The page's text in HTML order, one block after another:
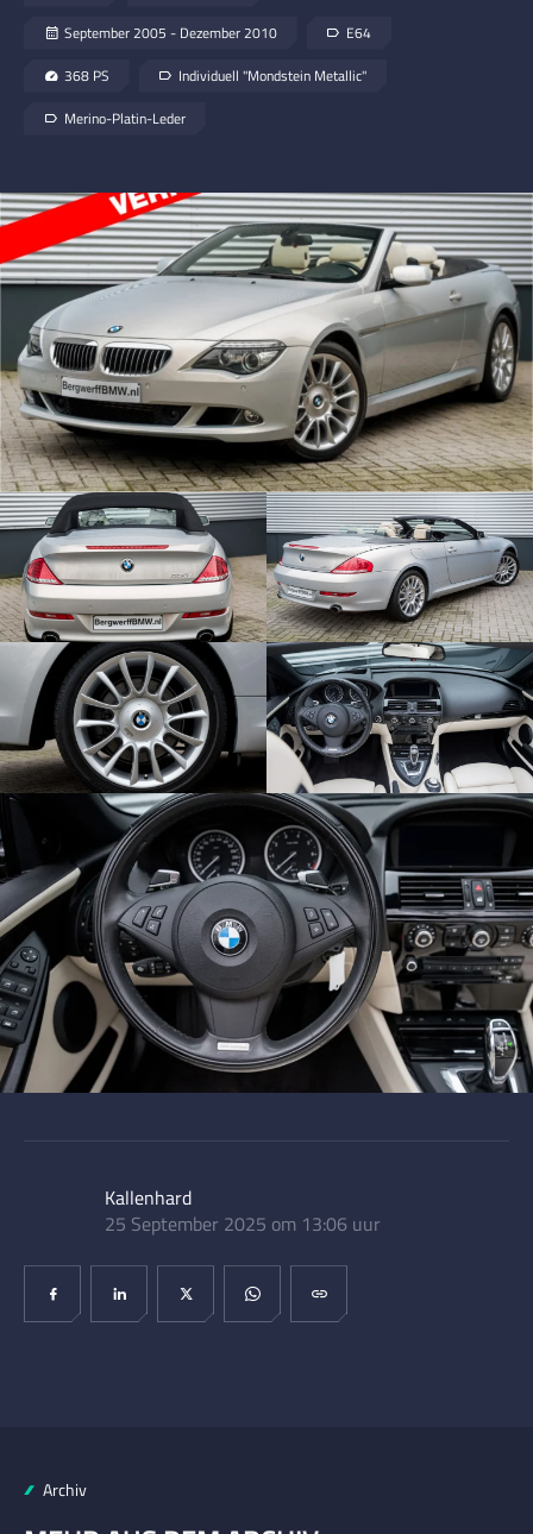
September 2005 - Dezember 2010 E64
368 PS Individuell "Mondstein Metallic"
Merino-Platin-Leder
Kallenhard
25 September 2025 om 13:06 uur
Archiv